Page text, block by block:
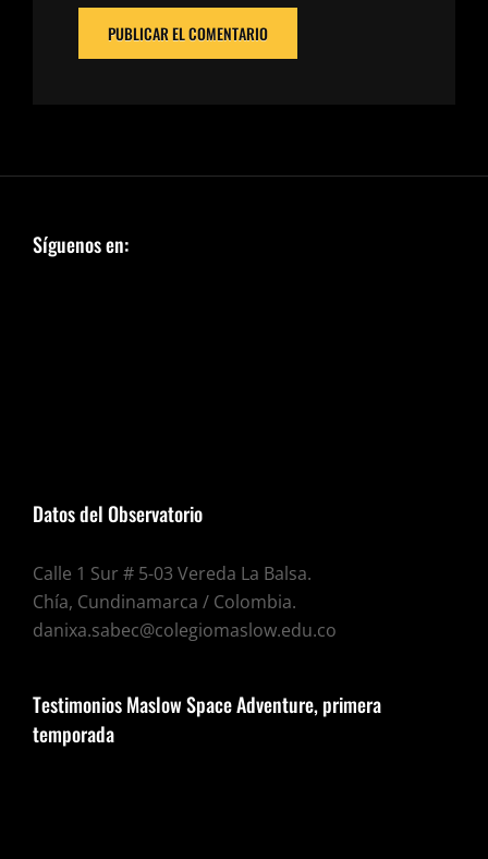
Síguenos en:
Datos del Observatorio
Calle 1 Sur # 5-03 Vereda La Balsa.
Chía, Cundinamarca / Colombia.
danixa.sabec@colegiomaslow.edu.co
Testimonios Maslow Space Adventure, primera
temporada